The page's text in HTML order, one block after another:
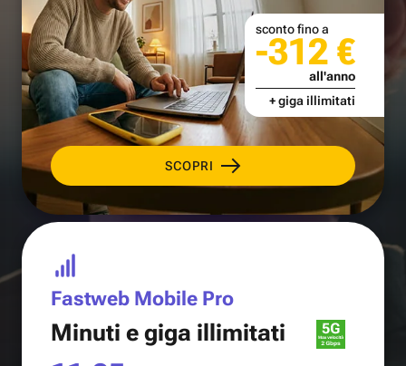
SCOPRI
sconto fino a
-312 €
all'anno
+ giga illimitati
Fastweb Mobile Pro
Minuti e giga illimitati